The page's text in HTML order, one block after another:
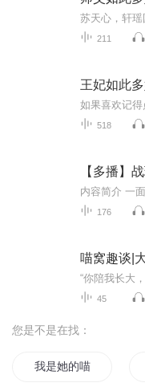
211
王妃如此
518
【多播】
176
喵窝趣谈|
45
您是不是在找：
我是她的喵